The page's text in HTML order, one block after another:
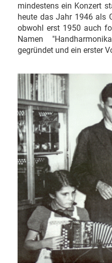
mindestens ein Konzert
heute das Jahr 1946 als
obwohl erst 1950 auch
Namen
gegründet und ein erster